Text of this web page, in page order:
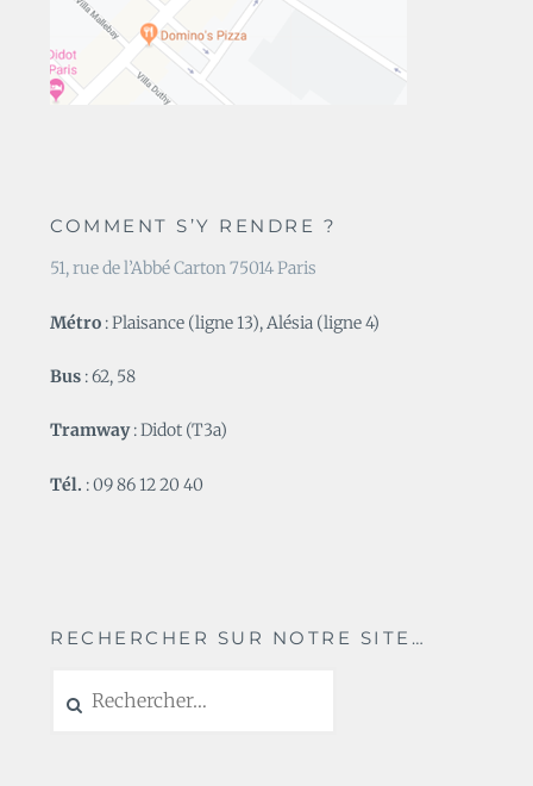
COMMENT S’Y RENDRE ?
51, rue de l’Abbé Carton 75014 Paris
Métro : Plaisance (ligne 13), Alésia (ligne 4)
Bus : 62, 58
Tramway: Didot (T3a)
Tél. : 09 86 12 20 40
RECHERCHER SUR NOTRE SITE…